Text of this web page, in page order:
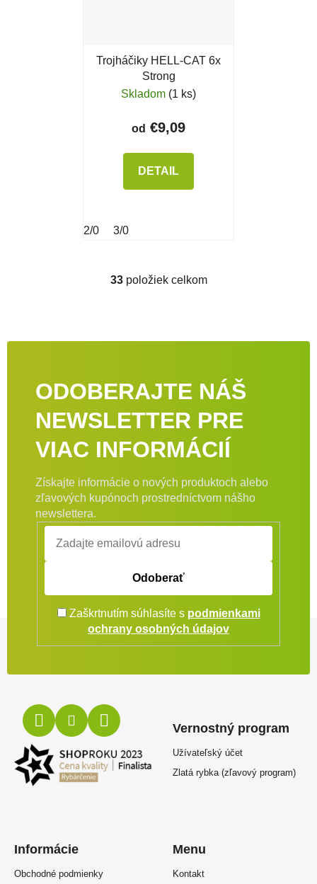
Trojháčiky HELL-CAT 6x
Strong
Skladom (1 ks)
od €9,09
DETAIL
2/0 3/0
Ovládacie prvky výpisu
33položiek celkom
ODOBERAJTE NÁŠ
NEWSLETTER PRE
VIAC INFORMÁCIÍ
Získajte informácie o nových produktoch alebo
zľavových kupónoch prostredníctvom nášho
newslettera.
Odoberať
Zaškrtnutím súhlasíte s podmienkami
ochrany osobných údajov
Informácie
Obchodné podmienky
Vernostný program
Užívateľský účet
Zlatá rybka (zľavový program)
Menu
Kontakt